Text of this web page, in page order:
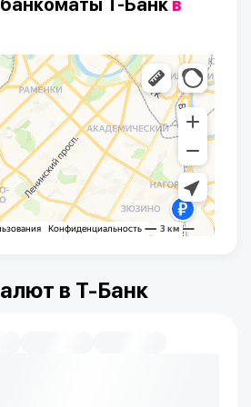
Т-Банк в
в Т-Банк